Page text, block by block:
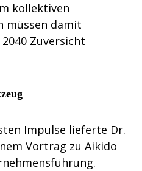
kollektiven
müssen damit
Zuversicht
Impulse lieferte Dr.
Vortrag zu Aikido